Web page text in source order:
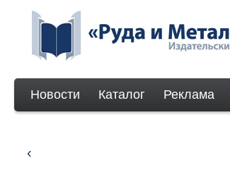
Новости Каталог Реклама